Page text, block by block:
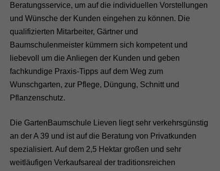
Beratungsservice, um auf die individuellen Vorstellungen
und Wünsche der Kunden eingehen zu können. Die
qualifizierten Mitarbeiter, Gärtner und
Baumschulenmeister kümmern sich kompetent und
liebevoll um die Anliegen der Kunden und geben
fachkundige Praxis-Tipps auf dem Weg zum
Wunschgarten, zur Pflege, Düngung, Schnitt und
Pflanzenschutz.
Die GartenBaumschule Lieven liegt sehr verkehrsgünstig
an der A 39 und ist auf die Beratung von Privatkunden
spezialisiert. Auf dem 2,5 Hektar großen und sehr
weitläufigen Verkaufsareal der traditionsreichen